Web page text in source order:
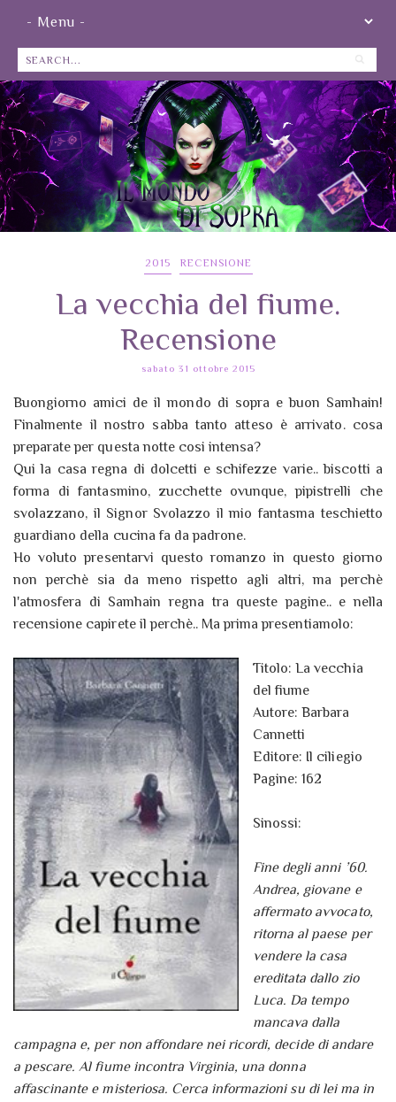
2015 RECENSIONE
La vecchia del fiume.
Recensione
sabato 31 ottobre 2015
Buongiorno amici de il mondo di sopra e buon Samhain!
Finalmente il nostro sabba tanto atteso è arrivato. cosa
preparate per questa notte cosi intensa?
Qui la casa regna di dolcetti e schifezze varie.. biscotti a
forma di fantasmino, zucchette ovunque, pipistrelli che
svolazzano, il Signor Svolazzo il mio fantasma teschietto
guardiano della cucina fa da padrone.
Ho voluto presentarvi questo romanzo in questo giorno
non perchè sia da meno rispetto agli altri, ma perchè
l'atmosfera di Samhain regna tra queste pagine.. e nella
recensione capirete il perchè.. Ma prima presentiamolo:
Titolo: La vecchia
del fiume
Autore: Barbara
Cannetti
Editore: Il ciliegio
Pagine: 162
Sinossi:
Fine degli anni ’60.
Andrea, giovane e
affermato avvocato,
ritorna al paese per
vendere la casa
ereditata dallo zio
Luca. Da tempo
mancava dalla
campagna e, per non affondare nei ricordi, decide di andare
a pescare. Al fiume incontra Virginia, una donna
affascinante e misteriosa. Cerca informazioni su di lei ma in